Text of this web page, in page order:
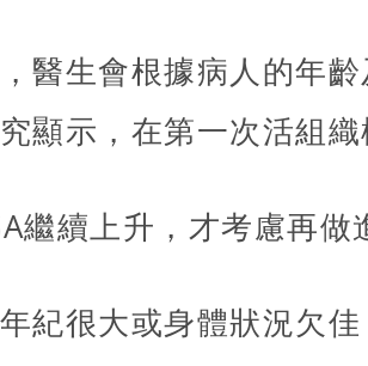
醫生會根據病人的年
究顯示，在第一次活組
繼續上升，才考慮再
紀很大或身體狀況欠